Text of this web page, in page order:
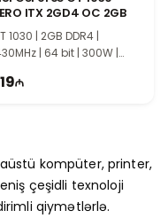
ITX 2GD4 OC 2GB
1030 | 2GB DDR4 |
| 64 bit | 300W |
kompüter, printer,
çeşidli texnoloji
qiymətlərlə.